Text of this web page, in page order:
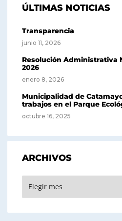
ÚLTIMAS NOTICIAS
Transparencia
junio 11, 2026
Resolución Administrativa
2026
enero 8, 2026
Municipalidad de
trabajos en el Parque
octubre 16, 2025
ARCHIVOS